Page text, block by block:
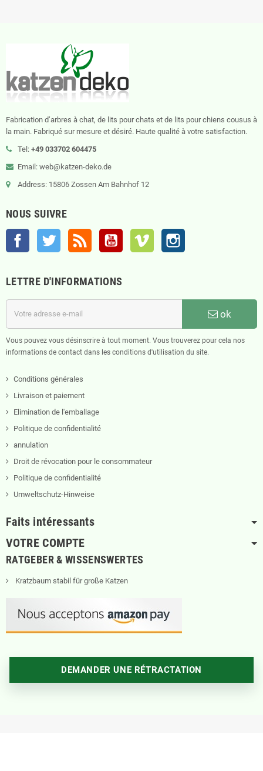
Fabrication d’arbres à chat, de lits pour chats et de lits pour chiens cousus à
la main. Fabriqué sur mesure et désiré. Haute qualité à votre satisfaction.
Tel: +49 033702 604475
Email: web@katzen-deko.de
Address: 15806 Zossen Am Bahnhof 12
NOUS SUIVRE
Facebook Twitter YouTube Vimeo
LETTRE D'INFORMATIONS
ok
Vous pouvez vous désinscrire à tout moment. Vous trouverez pour cela nos
informations de contact dans les conditions d'utilisation du site.
Conditions générales
Livraison et paiement
Elimination de l'emballage
Politique de confidentialité
annulation
Droit de révocation pour le consommateur
Politique de confidentialité
Umweltschutz-Hinweise
Faits intéressants
VOTRE COMPTE
RATGEBER & WISSENSWERTES
Kratzbaum stabil für große Katzen
DEMANDER UNE RÉTRACTATION